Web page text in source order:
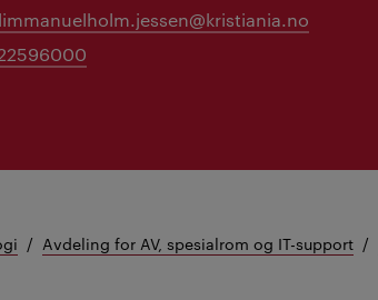
Avdeling for AV, spesialrom og IT-support